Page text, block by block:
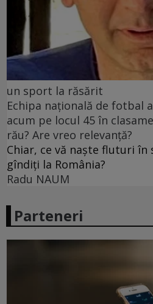
un sport la răsărit
Echipa națională de fotbal
acum pe locul 45 în
rău? Are vreo relevanță?
Chiar, ce vă naște fluturi în
gîndiți la România?
Radu NAUM
Parteneri